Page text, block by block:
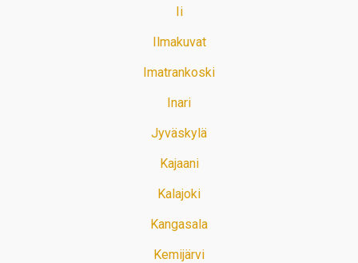
Ii
Ilmakuvat
Imatrankoski
Inari
Jyväskylä
Kajaani
Kalajoki
Kangasala
Kemijärvi